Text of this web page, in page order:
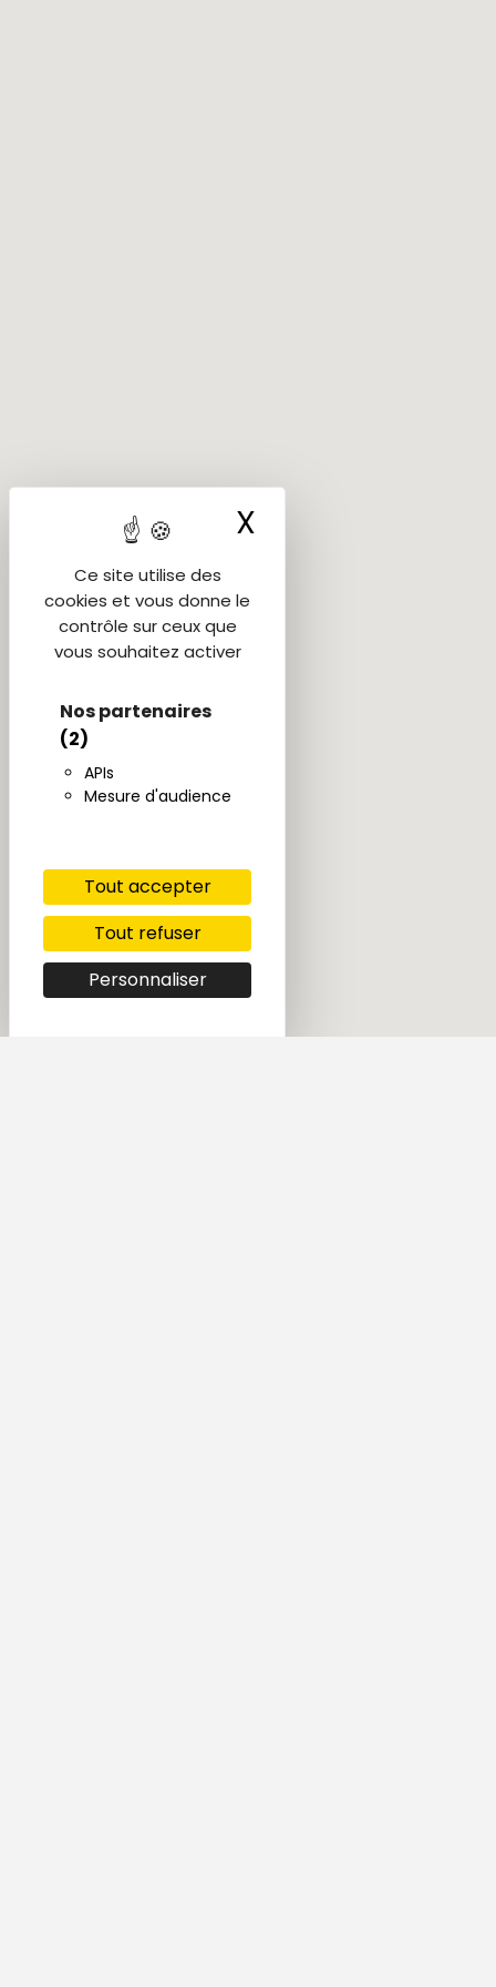
Ce site utilise des
cookies et vous donne le
contrôle sur ceux que
vous souhaitez activer
Nos partenaires
(2)
APIs
Mesure d'audience
Tout accepter
Tout refuser
Personnaliser
X